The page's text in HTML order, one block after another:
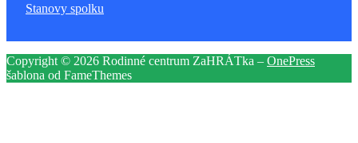
Stanovy spolku
Copyright © 2026 Rodinné centrum ZaHRÁTka – OnePress
šablona od FameThemes